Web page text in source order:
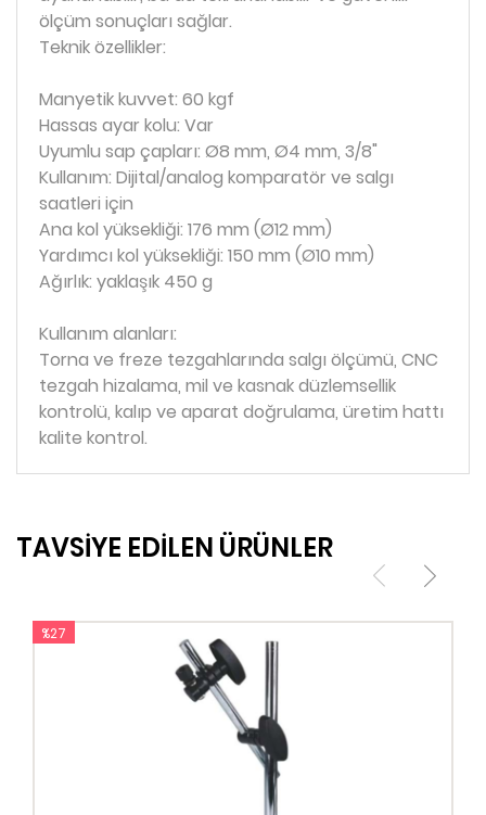
ölçüm sonuçları sağlar.
Teknik özellikler:
Manyetik kuvvet: 60 kgf
Hassas ayar kolu: Var
Uyumlu sap çapları: Ø8 mm, Ø4 mm, 3/8"
Kullanım: Dijital/analog komparatör ve salgı
saatleri için
Ana kol yüksekliği: 176 mm (Ø12 mm)
Yardımcı kol yüksekliği: 150 mm (Ø10 mm)
Ağırlık: yaklaşık 450 g
Kullanım alanları:
Torna ve freze tezgahlarında salgı ölçümü, CNC
tezgah hizalama, mil ve kasnak düzlemsellik
kontrolü, kalıp ve aparat doğrulama, üretim hattı
kalite kontrol.
TAVSİYE EDİLEN ÜRÜNLER
%27